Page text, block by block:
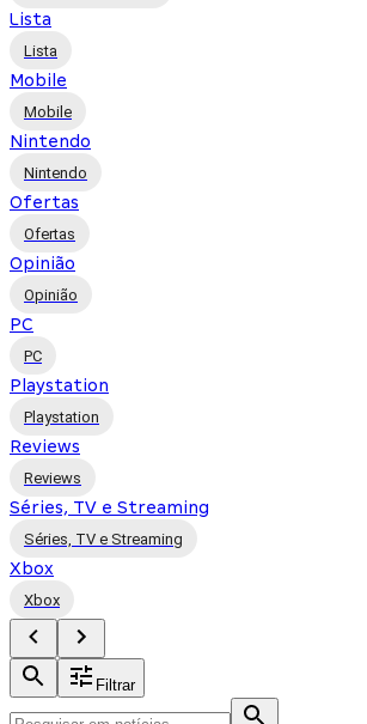
Lista
Lista
Mobile
Mobile
Nintendo
Nintendo
Ofertas
Ofertas
Opinião
Opinião
PC
PC
Playstation
Playstation
Reviews
Reviews
Séries, TV e Streaming
Séries, TV e Streaming
Xbox
Xbox
Filtrar